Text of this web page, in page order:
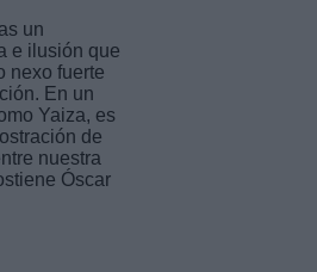
un
e ilusión que
nexo fuerte
En un
Yaiza, es
de
nuestra
Óscar